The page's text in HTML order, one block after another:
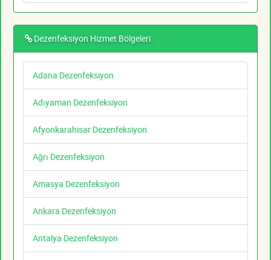
Dezenfeksiyon Hizmet Bölgeleri
Adana Dezenfeksiyon
Adıyaman Dezenfeksiyon
Afyonkarahisar Dezenfeksiyon
Ağrı Dezenfeksiyon
Amasya Dezenfeksiyon
Ankara Dezenfeksiyon
Antalya Dezenfeksiyon